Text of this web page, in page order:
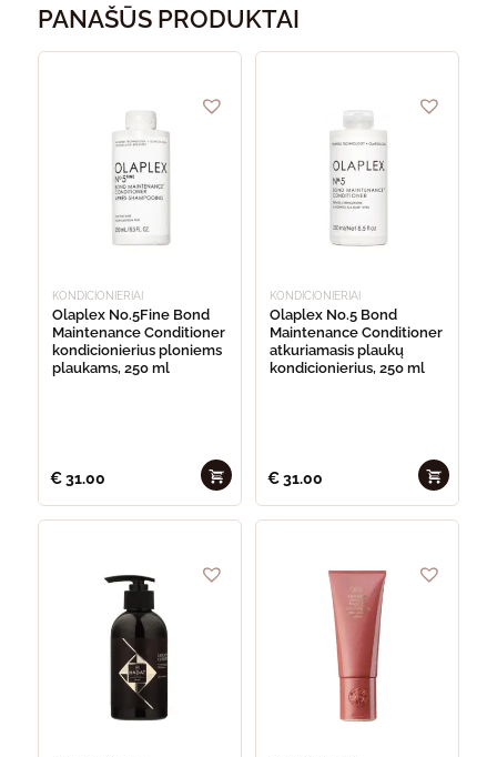
PANAŠŪS PRODUKTAI
KONDICIONIERIAI
Olaplex No.5Fine Bond
Maintenance Conditioner
kondicionierius ploniems
plaukams, 250 ml
€31.00
KONDICIONIERIAI
Olaplex No.5 Bond
Maintenance Conditioner
atkuriamasis plaukų
kondicionierius, 250 ml
€31.00
This